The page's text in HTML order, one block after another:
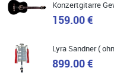
Ich war auf der Suche nach
und bin begeistert: ich bin super
aktuell natürlich nur
abholen musste. Top!
159.00 €
Lyra Sandner (
899.00 €